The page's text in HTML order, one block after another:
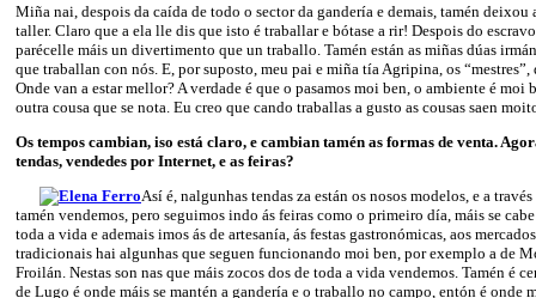
Miña nai, despois da caída de todo o sector da gandería e demais, tamén deixou
taller. Claro que a ela lle dis que isto é traballar e bótase a rir! Despois do
parécelle máis un divertimento que un traballo. Tamén están as miñas dúas
que traballan con nós. E, por suposto, meu pai e miña tía Agripina, os “mestres”,
Onde van a estar mellor? A verdade é que o pasamos moi ben, o ambiente é moi
outra cousa que se nota. Eu creo que cando traballas a gusto as cousas saen
Os tempos cambian, iso está claro, e cambian tamén as formas de venta.
tendas, vendedes por Internet, e as feiras?
Así é, nalgunhas tendas za están os nosos modelos, e a
tamén vendemos, pero seguimos indo ás feiras como o primeiro día, máis se
toda a vida e ademais imos ás de artesanía, ás festas gastronómicas, aos
tradicionais hai algunhas que seguen funcionando moi ben, por exemplo a de
Froilán. Nestas son nas que máis zocos dos de toda a vida vendemos. Tamén é
de Lugo é onde máis se mantén a gandería e o traballo no campo, entón é onde